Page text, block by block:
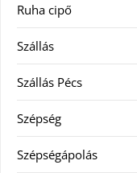
Ruha cipő
Szállás
Szállás Pécs
Szépség
Szépségápolás